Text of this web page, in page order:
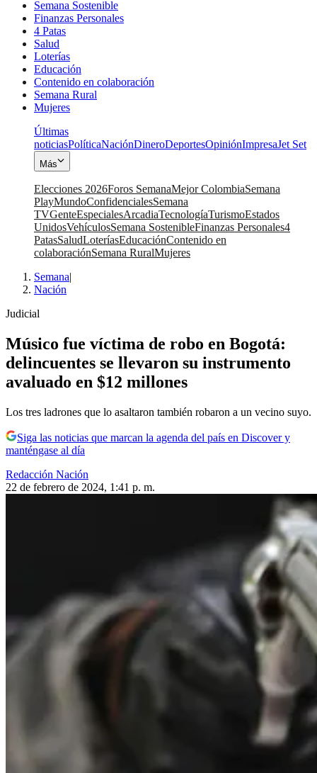
Semana Sostenible
Finanzas Personales
4 Patas
Salud
Loterías
Educación
Contenido en colaboración
Semana Rural
Mujeres
Últimas
noticiasPolíticaNaciónDineroDeportesOpiniónImpresaJet Set
Más
Elecciones 2026Foros SemanaMejor ColombiaSemana
PlayMundoConfidencialesSemana
TVGenteEspecialesArcadiaTecnologíaTurismoEstados
UnidosVehículosSemana SostenibleFinanzas Personales4
PatasSaludLoteríasEducaciónContenido en
colaboraciónSemana RuralMujeres
Semana|
Nación
Judicial
Músico fue víctima de robo en Bogotá:
delincuentes se llevaron su instrumento
avaluado en $12 millones
Los tres ladrones que lo asaltaron también robaron a un vecino suyo.
Siga las noticias que marcan la agenda del país en Discover y
manténgase al día
Redacción Nación
22 de febrero de 2024, 1:41 p. m.